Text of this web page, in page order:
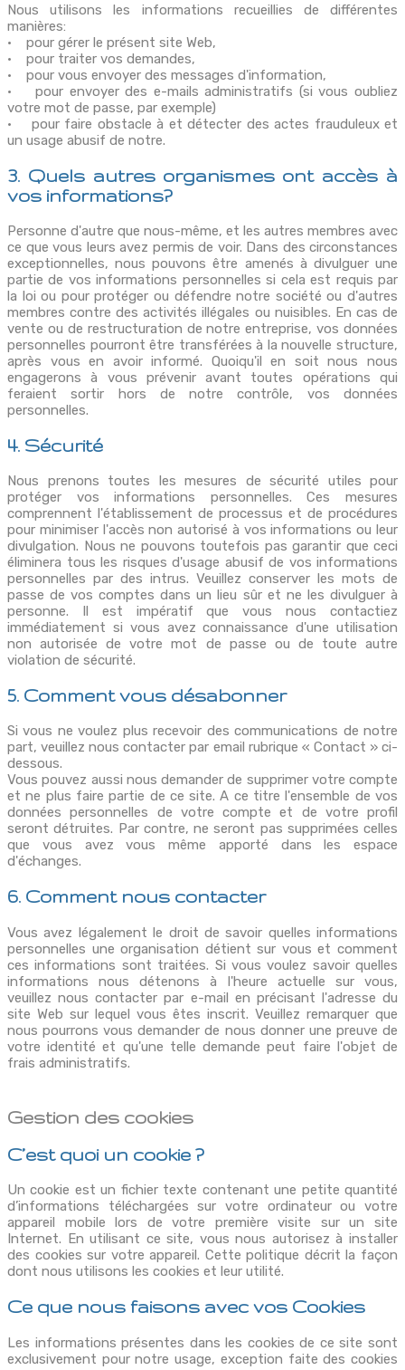
Nous utilisons les informations recueillies de différentes
manières:
• pour gérer le présent site Web,
• pour traiter vos demandes,
• pour vous envoyer des messages d'information,
• pour envoyer des e-mails administratifs (si vous oubliez
votre mot de passe, par exemple)
• pour faire obstacle à et détecter des actes frauduleux et
un usage abusif de notre.
3. Quels autres organismes ont accès à
vos informations?
Personne d'autre que nous-même, et les autres membres avec
ce que vous leurs avez permis de voir. Dans des circonstances
exceptionnelles, nous pouvons être amenés à divulguer une
partie de vos informations personnelles si cela est requis par
la loi ou pour protéger ou défendre notre société ou d'autres
membres contre des activités illégales ou nuisibles. En cas de
vente ou de restructuration de notre entreprise, vos données
personnelles pourront être transférées à la nouvelle structure,
après vous en avoir informé. Quoiqu'il en soit nous nous
engagerons à vous prévenir avant toutes opérations qui
feraient sortir hors de notre contrôle, vos données
personnelles.
4. Sécurité
Nous prenons toutes les mesures de sécurité utiles pour
protéger vos informations personnelles. Ces mesures
comprennent l'établissement de processus et de procédures
pour minimiser l'accès non autorisé à vos informations ou leur
divulgation. Nous ne pouvons toutefois pas garantir que ceci
éliminera tous les risques d'usage abusif de vos informations
personnelles par des intrus. Veuillez conserver les mots de
passe de vos comptes dans un lieu sûr et ne les divulguer à
personne. Il est impératif que vous nous contactiez
immédiatement si vous avez connaissance d'une utilisation
non autorisée de votre mot de passe ou de toute autre
violation de sécurité.
5. Comment vous désabonner
Si vous ne voulez plus recevoir des communications de notre
part, veuillez nous contacter par email rubrique « Contact » ci-
dessous.
Vous pouvez aussi nous demander de supprimer votre compte
et ne plus faire partie de ce site. A ce titre l'ensemble de vos
données personnelles de votre compte et de votre profil
seront détruites. Par contre, ne seront pas supprimées celles
que vous avez vous même apporté dans les espace
d'échanges.
6. Comment nous contacter
Vous avez légalement le droit de savoir quelles informations
personnelles une organisation détient sur vous et comment
ces informations sont traitées. Si vous voulez savoir quelles
informations nous détenons à l'heure actuelle sur vous,
veuillez nous contacter par e-mail en précisant l'adresse du
site Web sur lequel vous êtes inscrit. Veuillez remarquer que
nous pourrons vous demander de nous donner une preuve de
votre identité et qu'une telle demande peut faire l'objet de
frais administratifs.
Gestion des cookies
C’est quoi un cookie ?
Un cookie est un fichier texte contenant une petite quantité
d’informations téléchargées sur votre ordinateur ou votre
appareil mobile lors de votre première visite sur un site
Internet. En utilisant ce site, vous nous autorisez à installer
des cookies sur votre appareil. Cette politique décrit la façon
dont nous utilisons les cookies et leur utilité.
Ce que nous faisons avec vos Cookies
Les informations présentes dans les cookies de ce site sont
exclusivement pour notre usage, exception faite des cookies